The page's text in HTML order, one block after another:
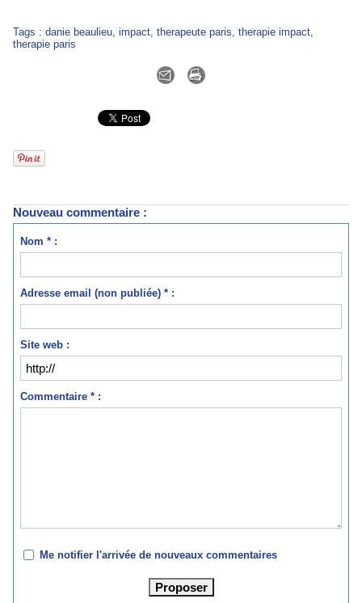
Tags : danie beaulieu, impact, therapeute paris, therapie impact,
therapie paris
Nouveau commentaire :
Nom * :
Adresse email (non publiée) * :
Site web :
Commentaire * :
Me notifier l'arrivée de nouveaux commentaires